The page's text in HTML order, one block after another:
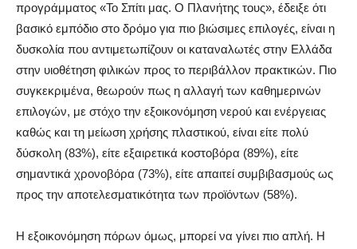
προγράμματος «Το Σπίτι μας. Ο Πλανήτης τους», έδειξε ότι
βασικό εμπόδιο στο δρόμο για πιο βιώσιμες επιλογές, είναι η
δυσκολία που αντιμετωπίζουν οι καταναλωτές στην Ελλάδα
στην υιοθέτηση φιλικών προς το περιβάλλον πρακτικών. Πιο
συγκεκριμένα, θεωρούν πως η αλλαγή των καθημερινών
επιλογών, με στόχο την εξοικονόμηση νερού και ενέργειας
καθώς και τη μείωση χρήσης πλαστικού, είναι είτε πολύ
δύσκολη (83%), είτε εξαιρετικά κοστοβόρα (89%), είτε
σημαντικά χρονοβόρα (73%), είτε απαιτεί συμβιβασμούς ως
προς την αποτελεσματικότητα των προϊόντων (58%).
Η εξοικονόμηση πόρων όμως, μπορεί να γίνει πιο απλή. Η